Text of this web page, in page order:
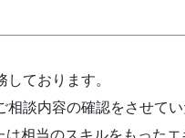
ております。
談内容の確認をさせてい
相当のスキルをもったエ